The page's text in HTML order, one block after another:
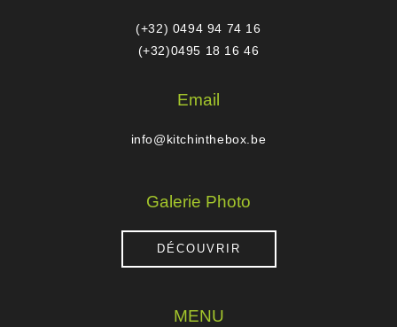
(+32) 0494 94 74 16
(+32)0495 18 16 46
Email
info@kitchinthebox.be
Galerie Photo
DÉCOUVRIR
MENU